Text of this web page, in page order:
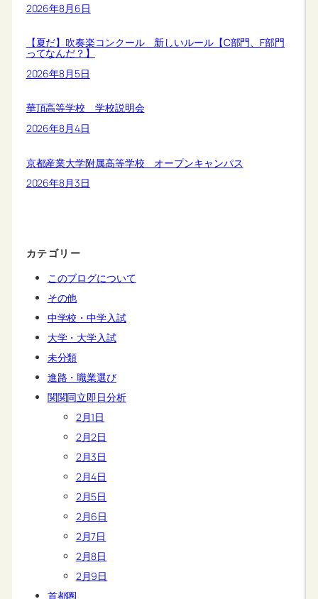
2026年8月6日
【夏だ】吹奏楽コンクール 新しいルール【C部門、F部門
ってなんだ？】
2026年8月5日
華頂高等学校 学校説明会
2026年8月4日
京都産業大学附属高等学校 オープンキャンパス
2026年8月3日
カテゴリー
このブログについて
その他
中学校・中学入試
大学・大学入試
未分類
進路・職業選び
関関同立即日分析
2月1日
2月2日
2月3日
2月4日
2月5日
2月6日
2月7日
2月8日
2月9日
首都圏